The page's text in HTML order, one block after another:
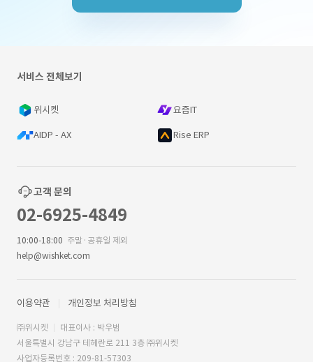
서비스 전체보기
위시켓 요즘IT
AIDP - AX Rise ERP
고객 문의
02-6925-4849
10:00-18:00 주말·공휴일 제외
help@wishket.com
이용약관 개인정보 처리방침
㈜위시켓
대표이사 : 박우범
서울특별시 강남구 테헤란로 211 3층 ㈜위시켓
사업자등록번호 : 209-81-57303